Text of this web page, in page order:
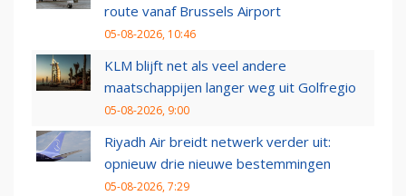
route vanaf Brussels Airport
05-08-2026, 10:46
KLM blijft net als veel andere
maatschappijen langer weg uit Golfregio
05-08-2026, 9:00
Riyadh Air breidt netwerk verder uit:
opnieuw drie nieuwe bestemmingen
05-08-2026, 7:29